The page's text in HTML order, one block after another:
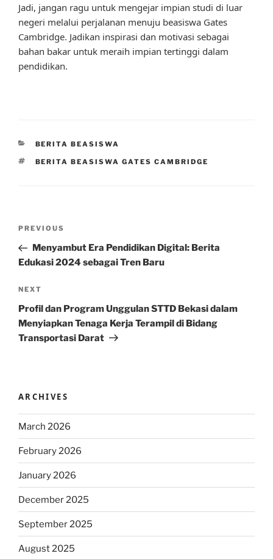
Jadi, jangan ragu untuk mengejar impian studi di luar
negeri melalui perjalanan menuju beasiswa Gates
Cambridge. Jadikan inspirasi dan motivasi sebagai
bahan bakar untuk meraih impian tertinggi dalam
pendidikan.
CATEGORIES
BERITA BEASISWA
TAGS
BERITA BEASISWA GATES CAMBRIDGE
Previous
Post
PREVIOUS
Menyambut Era Pendidikan Digital: Berita
Edukasi 2024 sebagai Tren Baru
Next
Post
NEXT
Profil dan Program Unggulan STTD Bekasi dalam
Menyiapkan Tenaga Kerja Terampil di Bidang
Transportasi Darat
ARCHIVES
March 2026
February 2026
January 2026
December 2025
September 2025
August 2025